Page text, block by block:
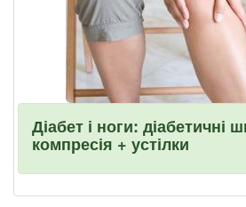
Діабет і ноги: діабетичні
компресія + устілки